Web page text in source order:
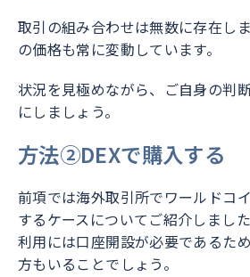
取引の組み合わせは無数に存在し
の価格も常に変動しています。
状況を見極めながら、ご自身の判
にしましょう。
方法②DEXで購入する
前項では海外取引所でワールドコ
するケースについてご紹介しまし
利用には口座開設が必要であるた
方もいることでしょう。